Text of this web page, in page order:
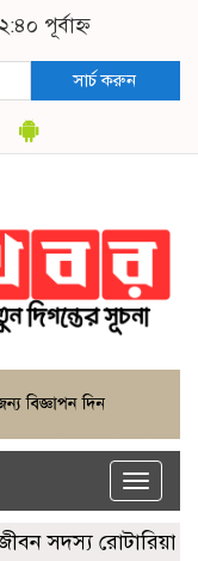
পূর্বাহ্ন
সার্চ করুন
Toggle
সদস্য রোটারিয়ান